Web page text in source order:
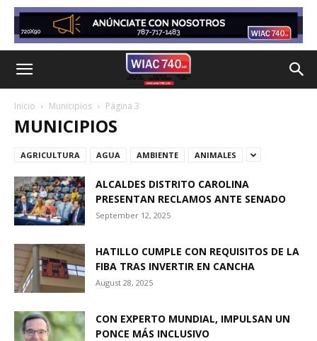
Inicio Municipios Página 3
MUNICIPIOS
AGRICULTURA AGUA AMBIENTE ANIMALES
ALCALDES DISTRITO CAROLINA
PRESENTAN RECLAMOS ANTE SENADO
September 12, 2025
HATILLO CUMPLE CON REQUISITOS DE LA
FIBA TRAS INVERTIR EN CANCHA
August 28, 2025
CON EXPERTO MUNDIAL, IMPULSAN UN
PONCE MÁS INCLUSIVO